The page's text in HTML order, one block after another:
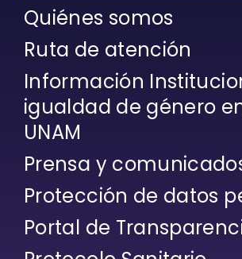
Quiénes somos
Ruta de atención
Información
igualdad de género
UNAM
Prensa y
Protección de datos
Portal de